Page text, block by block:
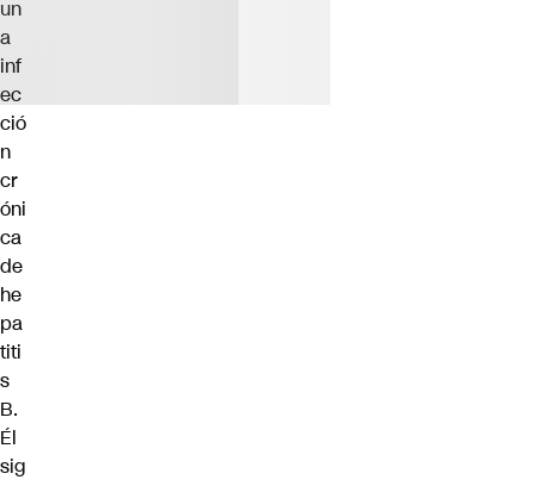
un
a
inf
ec
ció
n
cr
óni
ca
de
he
pa
titi
s
B.
Él
sig